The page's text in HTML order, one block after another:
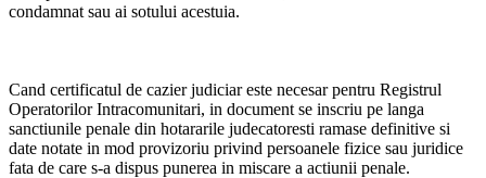
condamnat sau ai sotului acestuia.
Cand certificatul de cazier judiciar este necesar pentru Registrul
Operatorilor Intracomunitari, in document se inscriu pe langa
sanctiunile penale din hotararile judecatoresti ramase definitive si
date notate in mod provizoriu privind persoanele fizice sau juridice
fata de care s-a dispus punerea in miscare a actiunii penale.